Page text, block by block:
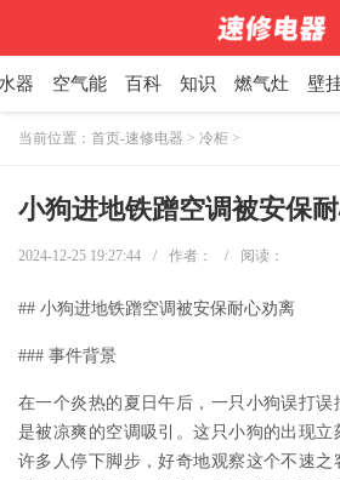
器 空气能 百科 知识 燃气灶 壁
当前位置： 首页-速修电器 > 冷柜 >
小狗进地铁蹭空调被安保
2024-12-25 19:27:44 / 作者： / 阅读：
## 小狗进地铁蹭空调被安保耐心劝离
### 事件背景
在一个炎热的夏日午后，一只小狗误打误
是被凉爽的空调吸引。这只小狗的出现立
许多人停下脚步，好奇地观察这个不速